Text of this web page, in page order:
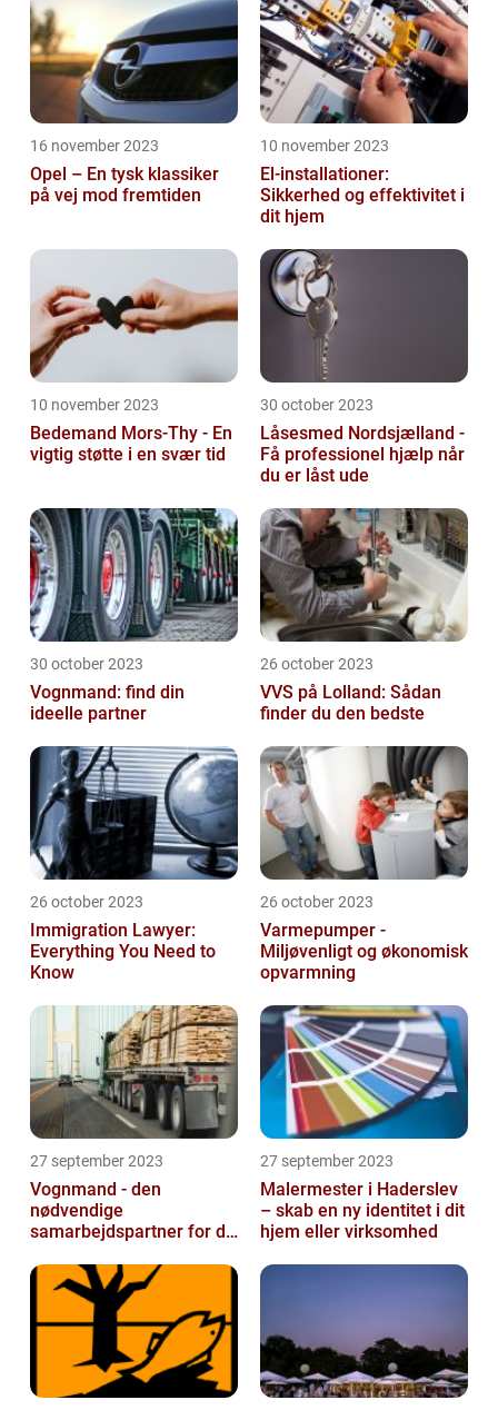
16 november 2023
Opel – En tysk klassiker
på vej mod fremtiden
10 november 2023
El-installationer:
Sikkerhed og effektivitet i
dit hjem
10 november 2023
Bedemand Mors-Thy - En
vigtig støtte i en svær tid
30 october 2023
Låsesmed Nordsjælland -
Få professionel hjælp når
du er låst ude
30 october 2023
Vognmand: find din
ideelle partner
26 october 2023
VVS på Lolland: Sådan
finder du den bedste
26 october 2023
Immigration Lawyer:
Everything You Need to
Know
26 october 2023
Varmepumper -
Miljøvenligt og økonomisk
opvarmning
27 september 2023
Vognmand - den
nødvendige
samarbejdspartner for dit
27 september 2023
Malermester i Haderslev
– skab en ny identitet i dit
hjem eller virksomhed